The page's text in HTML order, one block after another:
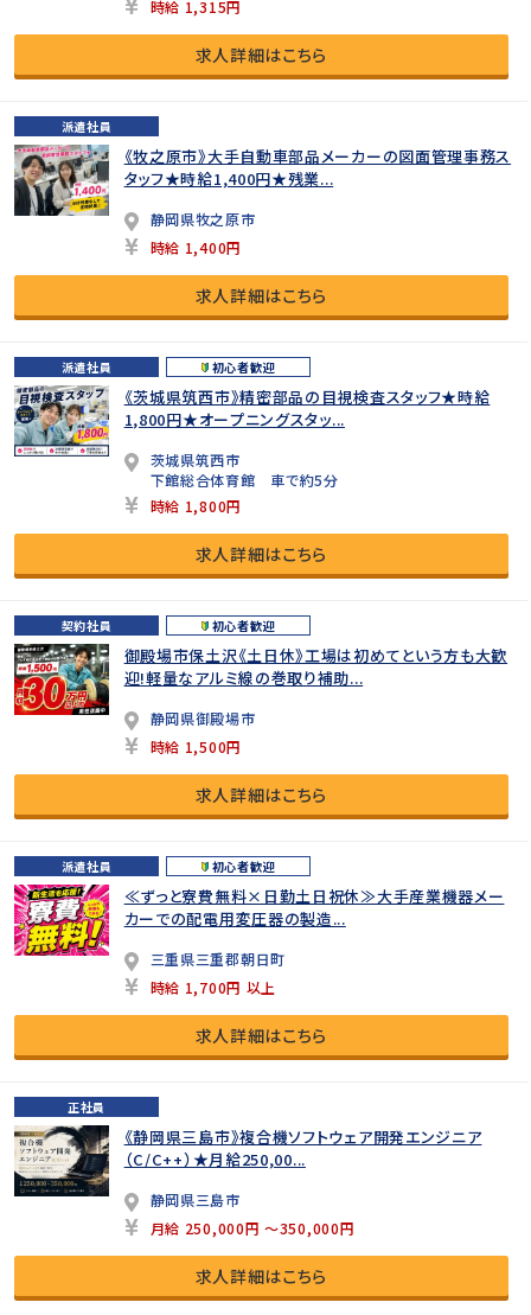
時給 1,315円
求人詳細はこちら
派遣社員
《牧之原市》大手自動車部品メーカーの図面管理事務ス
タッフ★時給1,400円★残業...
静岡県牧之原市
時給 1,400円
求人詳細はこちら
派遣社員 初心者歓迎
《茨城県筑西市》精密部品の目視検査スタッフ★時給
1,800円★オープニングスタッ...
茨城県筑西市
下館総合体育館 車で約5分
時給 1,800円
求人詳細はこちら
契約社員 初心者歓迎
御殿場市保土沢《土日休》工場は初めてという方も大歓
迎!軽量なアルミ線の巻取り補助...
静岡県御殿場市
時給 1,500円
求人詳細はこちら
派遣社員 初心者歓迎
≪ずっと寮費無料×日勤土日祝休≫大手産業機器メー
カーでの配電用変圧器の製造...
三重県三重郡朝日町
時給 1,700円 以上
求人詳細はこちら
正社員
《静岡県三島市》複合機ソフトウェア開発エンジニア
（C/C++）★月給250,00...
静岡県三島市
月給 250,000円 ～350,000円
求人詳細はこちら